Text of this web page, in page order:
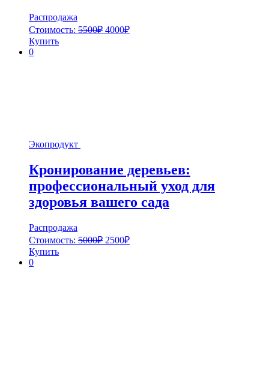
Распродажа
Стоимость: 5500₽ 4000₽
Купить
0
Экопродукт
Кронирование деревьев:
профессиональный уход для
здоровья вашего сада
Распродажа
Стоимость: 5000₽ 2500₽
Купить
0